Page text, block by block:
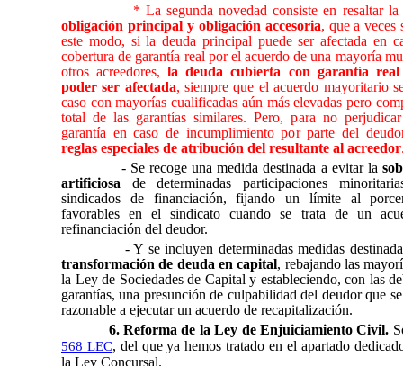
* La segunda novedad consiste en resaltar
obligación principal y obligación accesoria, que a veces
este modo, si la deuda principal puede ser afectada en
cobertura de garantía real por el acuerdo de una mayoría
otros acreedores,la deuda cubierta con garantía
poder ser afectada, siempre que el acuerdo mayoritario
caso con mayorías cualificadas aún más elevadas pero
total de las garantías similares. Pero, para no
garantía en caso de incumplimiento por parte del
reglas especiales de atribución del resultante al acreedor
- Se recoge una medida destinada a evitar la
artificiosa de determinadas participaciones
sindicados de financiación, fijando un límite al
favorables en el sindicato cuando se trata de un
refinanciación del deudor.
- Y se incluyen determinadas medidas
transformación de deuda en capital, rebajando las
la Ley de Sociedades de Capital y estableciendo, con las
garantías, una presunción de culpabilidad del deudor que
razonable a ejecutar un acuerdo de recapitalización.
6. Reforma de la Ley de Enjuiciamiento Civil.
568 LEC, del que ya hemos tratado en el apartado
la Ley Concursal.